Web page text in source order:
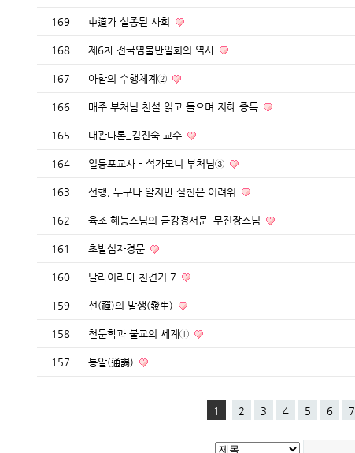
169 中道가 실종된 사회
168 제6차 전국염불만일회의 역사
167 아함의 수행체계②
166 매주 부처님 친설 읽고 들으며 지혜 증득
165 대관다론_김진숙 교수
164 일등포교사 - 석가모니 부처님③
163 선행, 누구나 알지만 실천은 어려워
162 육조 혜능스님의 금강경서문_무진장스님
161 초발심자경문
160 달라이라마 친견기 7
159 선(禪)의 발생(發生)
158 천문학과 불교의 세계①
157 통알(通謁)
1 2 3 4 5 6 7